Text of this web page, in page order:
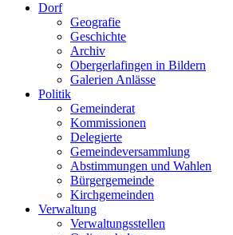
Dorf
Geografie
Geschichte
Archiv
Obergerlafingen in Bildern
Galerien Anlässe
Politik
Gemeinderat
Kommissionen
Delegierte
Gemeindeversammlung
Abstimmungen und Wahlen
Bürgergemeinde
Kirchgemeinden
Verwaltung
Verwaltungsstellen